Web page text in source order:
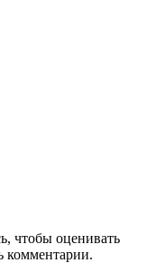
чтобы оценивать
комментарии.